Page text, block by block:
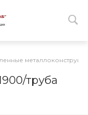
труба